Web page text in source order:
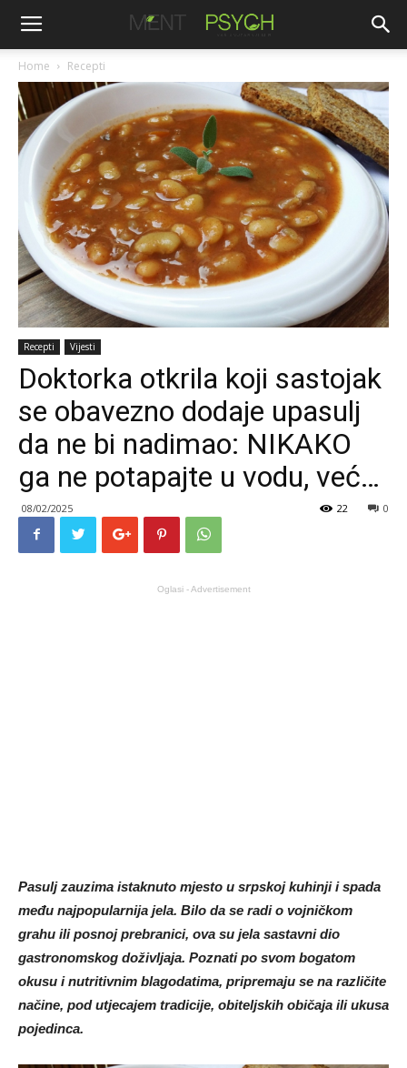
Home Recepti
Recepti Vijesti
Doktorka otkrila koji sastojak
se obavezno dodaje upasulj
da ne bi nadimao: NIKAKO
ga ne potapajte u vodu, već…
08/02/2025 0
22
Oglasi - Advertisement
Pasulj zauzima istaknuto mjesto u srpskoj kuhinji i spada
među najpopularnija jela. Bilo da se radi o vojničkom
grahu ili posnoj prebranici, ova su jela sastavni dio
gastronomskog doživljaja. Poznati po svom bogatom
okusu i nutritivnim blagodatima, pripremaju se na različite
načine, pod utjecajem tradicije, obiteljskih običaja ili ukusa
pojedinca.